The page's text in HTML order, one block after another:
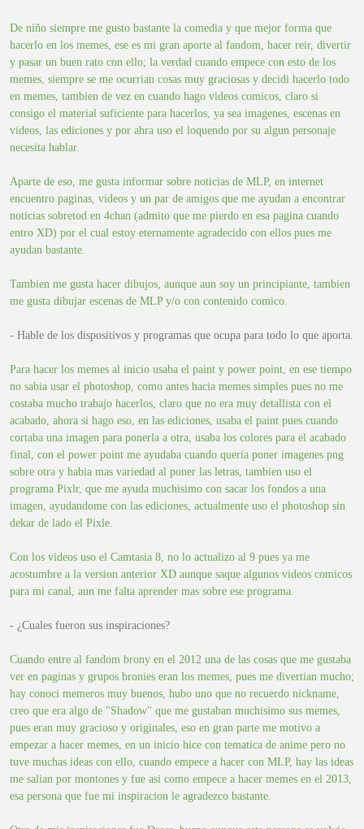
De niño siempre me gusto bastante la comedia y que mejor forma que
hacerlo en los memes, ese es mi gran aporte al fandom, hacer reir, divertir
y pasar un buen rato con ello; la verdad cuando empece con esto de los
memes, siempre se me ocurrian cosas muy graciosas y decidi hacerlo todo
en memes, tambien de vez en cuando hago videos comicos, claro si
consigo el material suficiente para hacerlos, ya sea imagenes, escenas en
videos, las ediciones y por ahra uso el loquendo por su algun personaje
necesita hablar.
Aparte de eso, me gusta informar sobre noticias de MLP, en internet
encuentro paginas, videos y un par de amigos que me ayudan a encontrar
noticias sobretod en 4chan (admito que me pierdo en esa pagina cuando
entro XD) por el cual estoy eternamente agradecido con ellos pues me
ayudan bastante.
Tambien me gusta hacer dibujos, aunque aun soy un principiante, tambien
me gusta dibujar escenas de MLP y/o con contenido comico.
- Hable de los dispositivos y programas que ocupa para todo lo que aporta.
Para hacer los memes al inicio usaba el paint y power point, en ese tiempo
no sabia usar el photoshop, como antes hacia memes simples pues no me
costaba mucho trabajo hacerlos, claro que no era muy detallista con el
acabado, ahora si hago eso, en las ediciones, usaba el paint pues cuando
cortaba una imagen para ponerla a otra, usaba los colores para el acabado
final, con el power point me ayudaba cuando queria poner imagenes png
sobre otra y habia mas variedad al poner las letras, tambien uso el
programa Pixlr, que me ayuda muchisimo con sacar los fondos a una
imagen, ayudandome con las ediciones, actualmente uso el photoshop sin
dekar de lado el Pixle.
Con los videos uso el Camtasia 8, no lo actualizo al 9 pues ya me
acostumbre a la version anterior XD aunque saque algunos videos comicos
para mi canal, aun me falta aprender mas sobre ese programa.
- ¿Cuales fueron sus inspiraciones?
Cuando entre al fandom brony en el 2012 una de las cosas que me gustaba
ver en paginas y grupos bronies eran los memes, pues me divertian mucho;
hay conoci memeros muy buenos, hubo uno que no recuerdo nickname,
creo que era algo de "Shadow" que me gustaban muchisimo sus memes,
pues eran muy gracioso y originales, eso en gran parte me motivo a
empezar a hacer memes, en un inicio hice con tematica de anime pero no
tuve muchas ideas con ello, cuando empece a hacer con MLP, hay las ideas
me salian por montones y fue asi como empece a hacer memes en el 2013,
esa persona que fue mi inspiracion le agradezco bastante.